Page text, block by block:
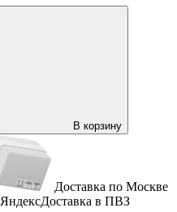
В корзину
Доставка по Москве
ЯндексДоставка в ПВЗ